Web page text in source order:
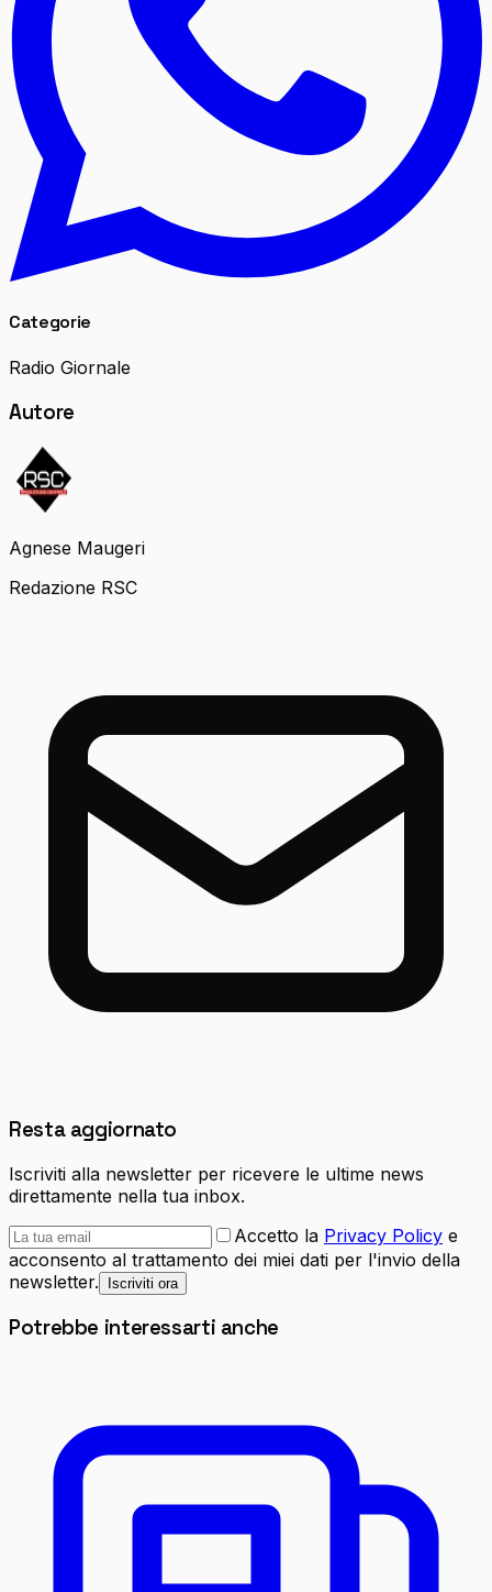
Categorie
Radio Giornale
Autore
Agnese Maugeri
Redazione RSC
Resta aggiornato
Iscriviti alla newsletter per ricevere le ultime news
direttamente nella tua inbox.
Accetto la Privacy Policy e
acconsento al trattamento dei miei dati per l'invio della
newsletter.
Iscriviti ora
Potrebbe interessarti anche